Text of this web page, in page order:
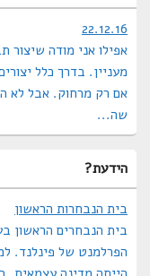
22.12.16
אפילו אני מודה שיצור
מעניין. בדרך כלל
אם רק מרחוק. אבל לא
שה...
הידעת?
בית הנבחרות הראשון
בית הנבחרים הראשון
הפרלמנט של פינלנד.